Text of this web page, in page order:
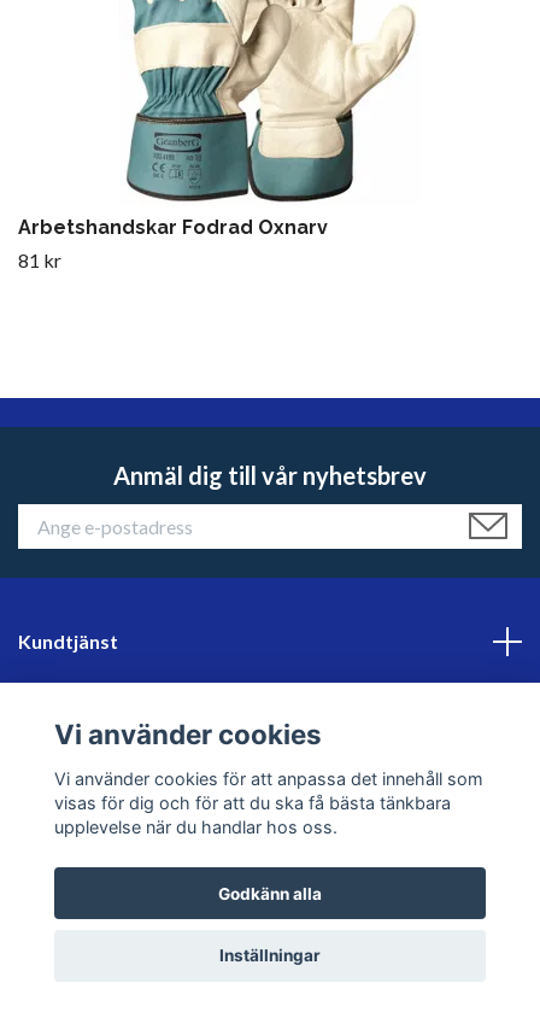
Arbetshandskar Fodrad Oxnarv
81 kr
Anmäl dig till vår nyhetsbrev
Kundtjänst
Sociala medier
© 2026 sweklader
Vi använder cookies
Vi använder cookies för att anpassa det innehåll som
visas för dig och för att du ska få bästa tänkbara
upplevelse när du handlar hos oss.
Godkänn alla
Inställningar